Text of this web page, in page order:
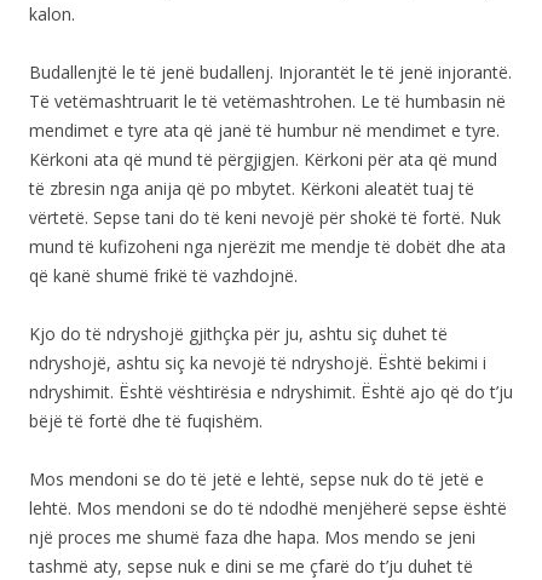
kalon.
Budallenjtë le të jenë budallenj. Injorantët le të jenë injorantë.
Të vetëmashtruarit le të vetëmashtrohen. Le të humbasin në
mendimet e tyre ata që janë të humbur në mendimet e tyre.
Kërkoni ata që mund të përgjigjen. Kërkoni për ata që mund
të zbresin nga anija që po mbytet. Kërkoni aleatët tuaj të
vërtetë. Sepse tani do të keni nevojë për shokë të fortë. Nuk
mund të kufizoheni nga njerëzit me mendje të dobët dhe ata
që kanë shumë frikë të vazhdojnë.
Kjo do të ndryshojë gjithçka për ju, ashtu siç duhet të
ndryshojë, ashtu siç ka nevojë të ndryshojë. Është bekimi i
ndryshimit. Është vështirësia e ndryshimit. Është ajo që do t’ju
bëjë të fortë dhe të fuqishëm.
Mos mendoni se do të jetë e lehtë, sepse nuk do të jetë e
lehtë. Mos mendoni se do të ndodhë menjëherë sepse është
një proces me shumë faza dhe hapa. Mos mendo se jeni
tashmë aty, sepse nuk e dini se me çfarë do t’ju duhet të